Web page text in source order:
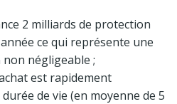
2 milliards de protection
ce qui représente une
négligeable ;
est rapidement
de vie (en moyenne de 5